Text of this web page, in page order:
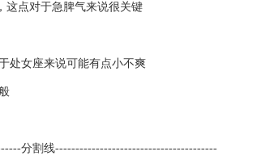
这点对于急脾气来说很关键
处女座来说可能有点小不爽
分割线----------------------------------------